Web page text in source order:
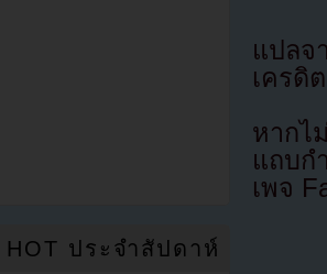
แปล
เครดิ
หากไ
แถบก
เพจ
ประจำสัปดาห์